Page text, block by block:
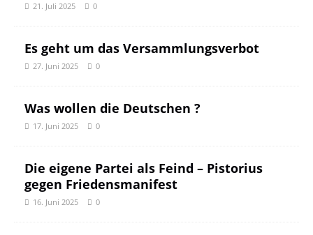
21. Juli 2025 0
Es geht um das Versammlungsverbot
27. Juni 2025 0
Was wollen die Deutschen ?
17. Juni 2025 0
Die eigene Partei als Feind – Pistorius
gegen Friedensmanifest
16. Juni 2025 0